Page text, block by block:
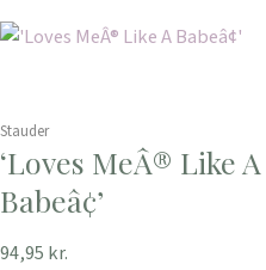
Stauder
‘Loves MeÂ® Like A
Babeâ¢’
94,95 kr.